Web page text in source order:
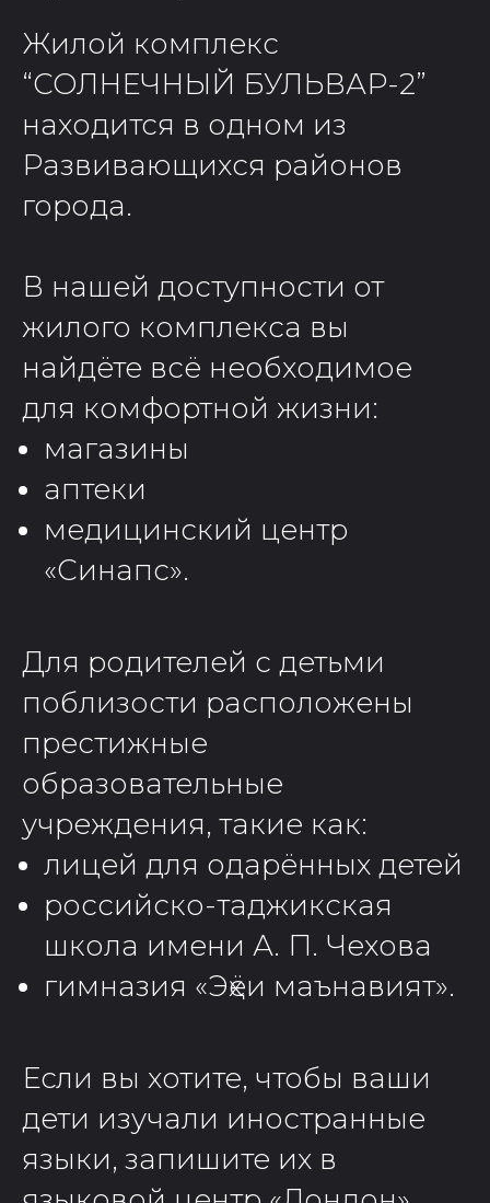
Жилой комплекс
“СОЛНЕЧНЫЙ БУЛЬВАР-2”
находится в одном из
Развивающихся районов
города.
В нашей доступности от
жилого комплекса вы
найдёте всё необходимое
для комфортной жизни:
магазины
аптеки
медицинский центр
«Синапс».
Для родителей с детьми
поблизости расположены
престижные
образовательные
учреждения, такие как:
лицей для одарённых детей
российско-таджикская
школа имени А. П. Чехова
гимназия «Эҳёи маънавият».
Если вы хотите, чтобы ваши
дети изучали иностранные
языки, запишите их в